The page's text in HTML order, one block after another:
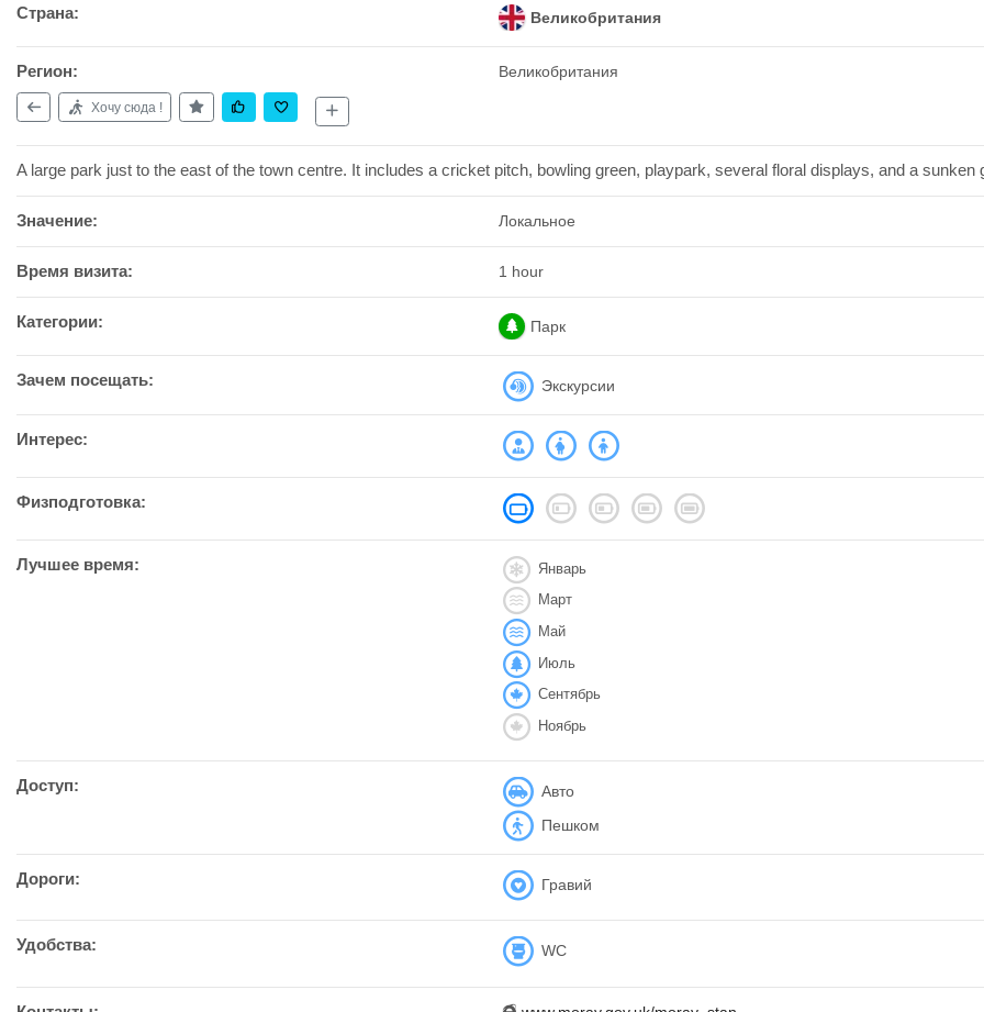
Страна: Великобритания
Регион: Великобритания
Хочу сюда !
A large park just to the east of the town centre. It includes a cricket pitch, bowling green, playpark, several floral displays, and a sunken
Значение: Локальное
Время визита: 1 hour
Категории: Парк
Зачем посещать: Экскурсии
Интерес:
Физподготовка:
Лучшее время: Январь
Март
Май
Июль
Сентябрь
Ноябрь
Доступ: Авто
Пешком
Дороги: Гравий
Удобства: WC